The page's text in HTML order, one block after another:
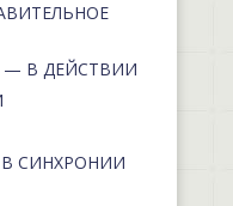
В ДЕЙСТВИИ
СИНХРОНИИ